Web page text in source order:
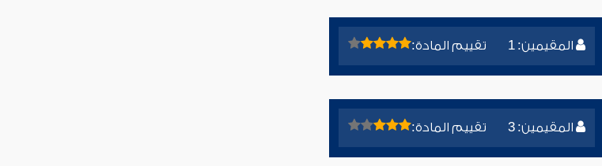
المقيمين: 1 تقييم المادة:
المقيمين: 3 تقييم المادة: